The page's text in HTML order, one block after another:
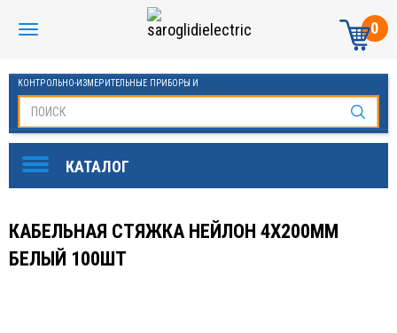
0
КОНТРОЛЬНО-ИЗМЕРИТЕЛЬНЫЕ ПРИБОРЫ И
КАБЕЛЬНАЯ СТЯЖКА НЕЙЛОН 4Х200ММ
БЕЛЫЙ 100ШТ